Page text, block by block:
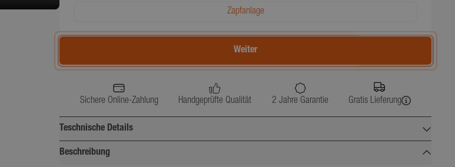
Zapfanlage
Weiter
Sichere Online-Zahlung Handgeprüfte Qualität 2 Jahre Garantie Gratis Lieferung
Teschnische Details
Breite (cm)
Beschreibung